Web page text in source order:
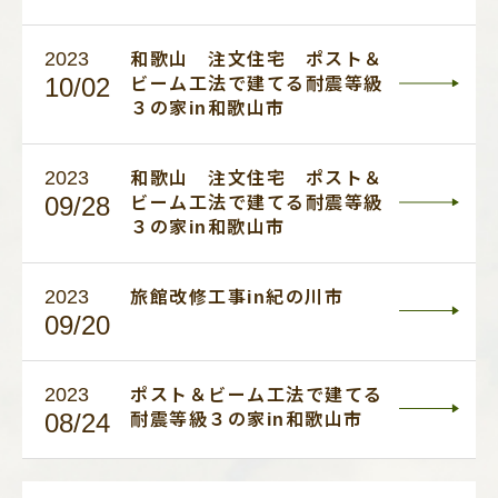
2023
10/02
和歌山 注文住宅 ポスト＆
ビーム工法で建てる耐震等級
３の家in和歌山市
2023
09/28
和歌山 注文住宅 ポスト＆
ビーム工法で建てる耐震等級
３の家in和歌山市
2023
09/20
旅館改修工事in紀の川市
2023
08/24
ポスト＆ビーム工法で建てる
耐震等級３の家in和歌山市